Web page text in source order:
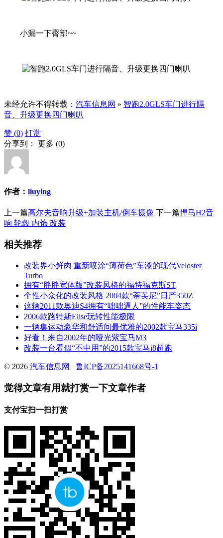
小漏一下臀部~~
未经允许不得转载： 汽车信息网 » 智跑2.0GLS车门进行隔
音、升级更换四门喇叭
赞 (0) 打赏
分享到： 更多 (0)
作者： liuying
上一篇高尔夫音响升级+加装主机/倒车摄像 下一篇悍马H2音
响 轮毂 内饰 改装
相关推荐
改装界小鲜肉 重新喷涂“薄荷色”车漆的现代Veloster
Turbo
拥有“胖胖宽体版”改装风格的福特福克斯ST
个性小众化的改装风格 2004款“蒂芙尼”日产350Z
这辆2011款奥迪S4拥有“咄咄逼人”的性能车姿态
2006款路特斯Elise玩转性能极限
一辆集运动豪华和舒适间最优雅的2002款宝马335i
好看！来自2002年的哑光紫宝马M3
改装一台看似“不中用”的2015款宝马i8超跑
© 2026 汽车信息网 鲁ICP备2025141668号-1
觉得文章有用就打赏一下文章作者
支付宝扫一扫打赏